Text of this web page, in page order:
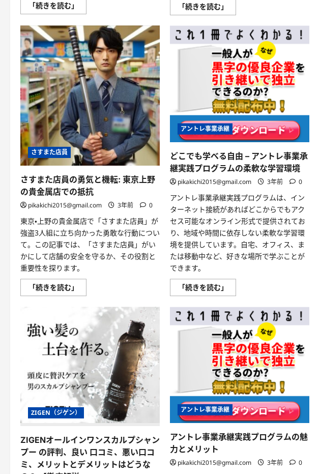
「続きを読む」
イ
ッ
ト
な
し
で
着
痩
せ
し
て
見
え
る
ワ
ン
ピ
ー
ス
の
選
び
方
に
つ
い
て
ら
に
読
「続きを読む」
ー
ー
ド
メ
イ
ン:
安
心・
安
全
な
ド
メ
イ
ン
管
理
を
助
け
す
オ
ス
コ
ー
ド
の
す
べ
て
に
つ
て
に
読
む
さすまた店員
さすまた店員の勇気と機転: 東京上野
の貴金属店での抵抗
pikakichi2015@gmail.com 3年前 0
東京・上野の貴金属店で「さすまた店員」が
強盗3人組に立ち向かった勇敢な行動につい
て。この記事では、「さすまた店員」がい
かにして店舗の安全を守るか、その役割と
重要性を探ります。
「続きを読む」
す
の
勇
気
と
機
転:
東
京
上
野
の
貴
属
で
の
抵
抗
に
つ
アントレ事業承継
どこでも学べる自由 – アントレ事業承
継実践プログラムの柔軟な学習環境
pikakichi2015@gmail.com 3年前 0
アントレ事業承継実践プログラムは、イン
ターネット接続があればどこからでもアク
セス可能なオンライン形式で提供されてお
り、地域や時間に依存しない柔軟な学習環
境を提供しています。自宅、オフィス、ま
たは移動中など、好きな場所で学ぶことが
できます。
「続きを読む」
こ
も
学
べ
る
自
由
–
ア
ン
ト
レ
事
業
承
継
実
践
ロ
グ
の
ZIGEN（ジゲン）
ZIGENオールインワンスカルプシャン
プー の評判、良い 口コミ、悪い口コ
ミ、メリットとデメリットはどうな
アントレ事業承継
アントレ事業承継実践プログラムの魅
力とメリット
pikakichi2015@gmail.com 3年前 0